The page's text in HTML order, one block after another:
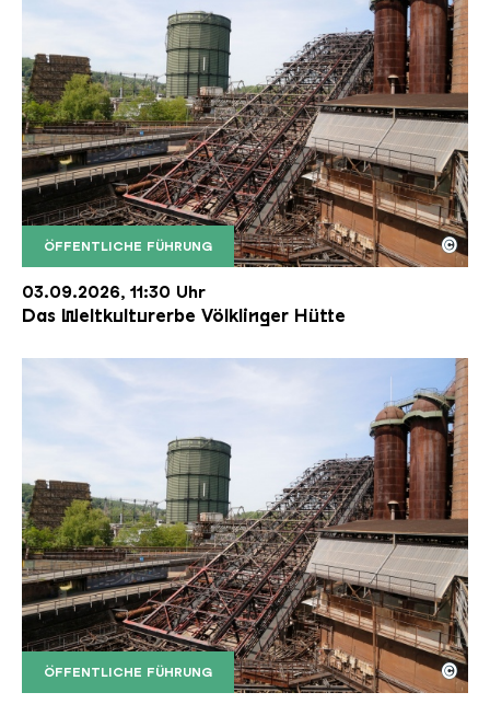
ÖFFENTLICHE FÜHRUNG
Der Erzschrägaufzug der Völklinger Hütte mit
Copyright: Weltkulturerbe Völklinger Hütte | Karl
©
03.09.2026, 11:30 Uhr
Das Weltkulturerbe Völklinger Hütte
ÖFFENTLICHE FÜHRUNG
Der Erzschrägaufzug der Völklinger Hütte mit
Copyright: Weltkulturerbe Völklinger Hütte | Karl
©